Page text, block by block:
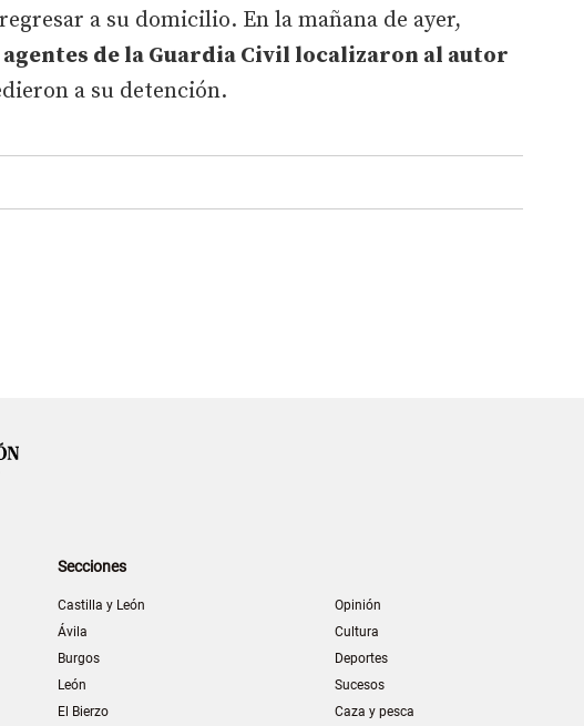
a su domicilio. En la mañana de ayer,
agentes de la Guardia Civil localizaron al autor
a su detención.
Secciones
Castilla y León
Ávila
Burgos
León
El Bierzo
Opinión
Cultura
Deportes
Sucesos
Caza y pesca